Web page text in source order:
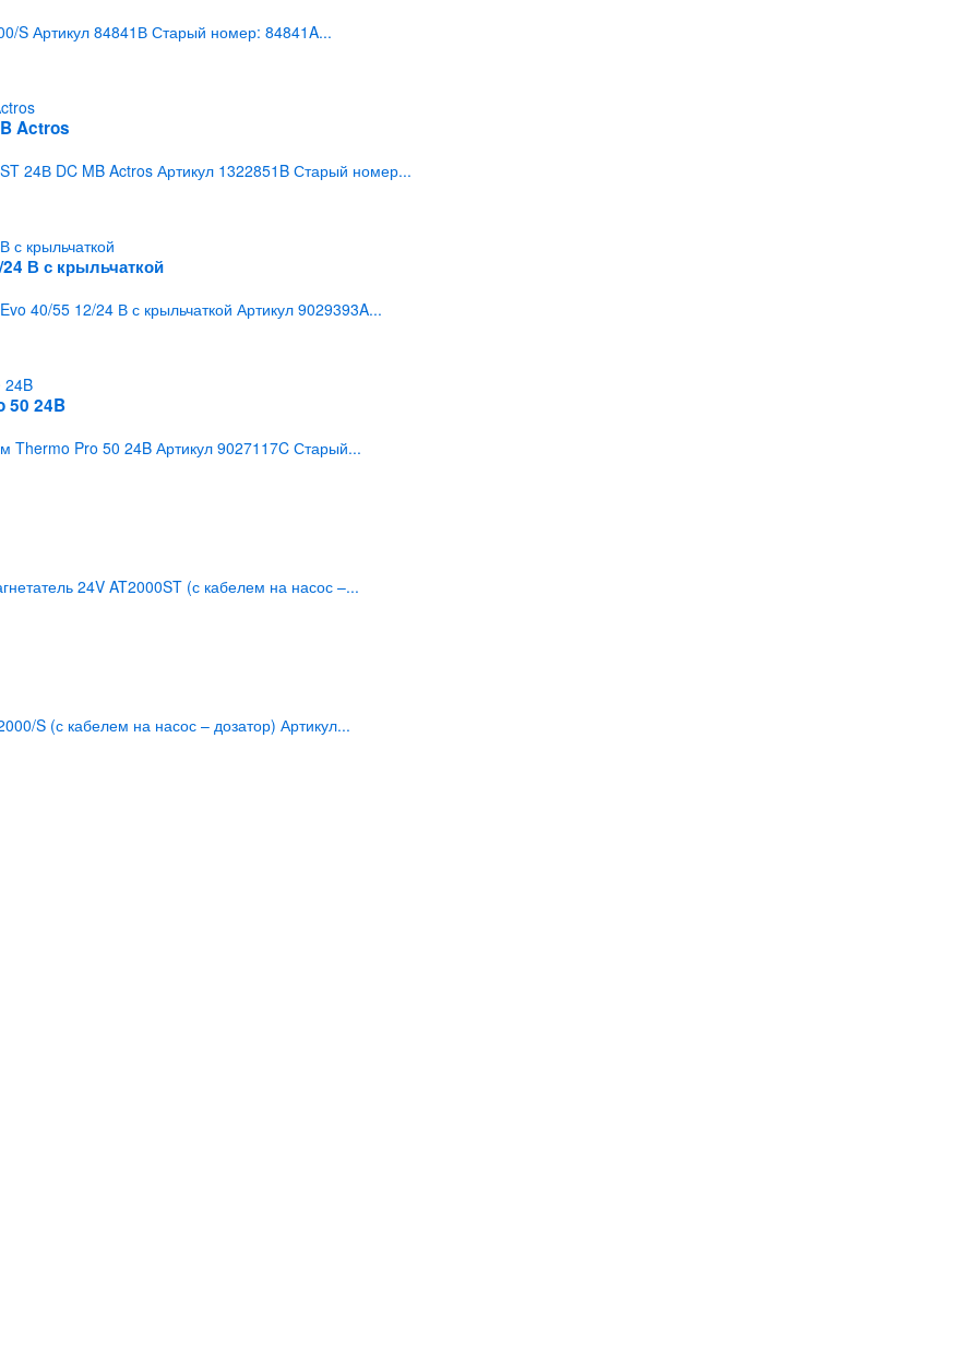
S Артикул 84841В Старый номер: 84841A...
Actros
24В DC MB Actros Артикул 1322851B Старый номер...
В с крыльчаткой
40/55 12/24 В с крыльчаткой Артикул 9029393A...
50 24B
Thermo Pro 50 24B Артикул 9027117C Старый...
24V AT2000ST (с кабелем на насос –...
S (с кабелем на насос – дозатор) Артикул...